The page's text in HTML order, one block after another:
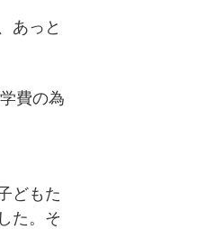
あっと
費の為
どもた
た。そ